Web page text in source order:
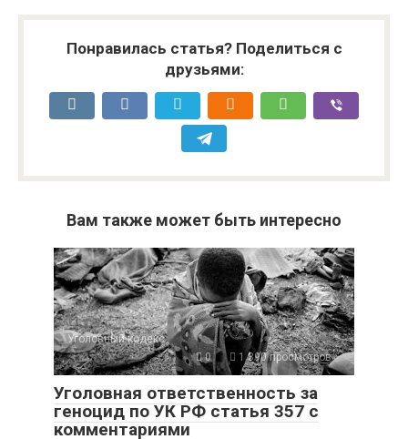
Понравилась статья? Поделиться с
друзьями:
Вам также может быть интересно
Уголовный кодекс
0
1 390 просмотров
Уголовная ответственность за
геноцид по УК РФ статья 357 с
комментариями